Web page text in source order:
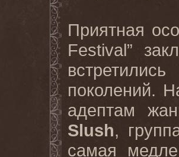
Приятная
Festival”
поколений.
адептам
Slush,
самая